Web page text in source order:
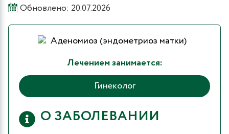
Обновлено: 20.07.2026
Лечением занимается:
Гинеколог
О ЗАБОЛЕВАНИИ